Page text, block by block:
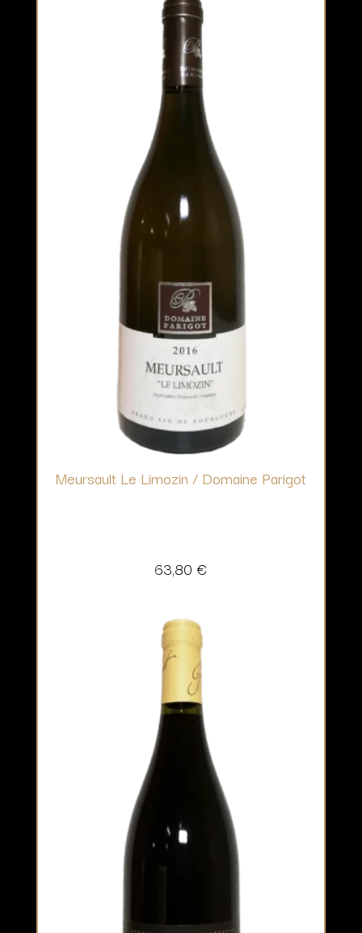
Meursault Le Limozin / Domaine Parigot
63,80 €